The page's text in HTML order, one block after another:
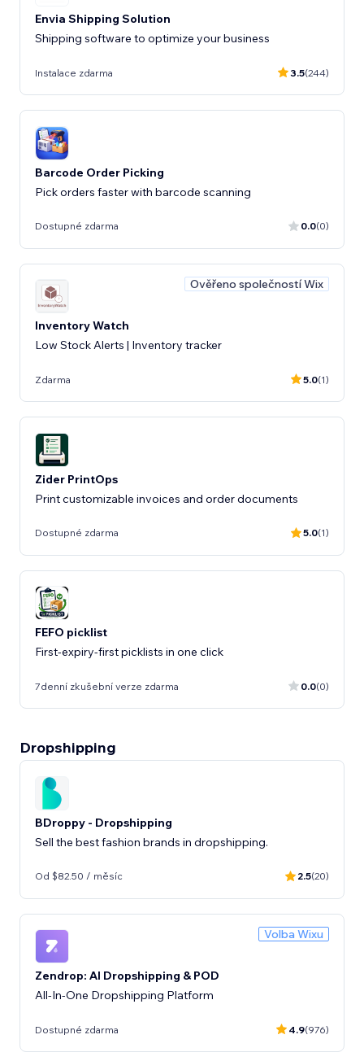
Envia Shipping Solution
Shipping software to optimize your business
Instalace zdarma 3.5(244)
Barcode Order Picking
Pick orders faster with barcode scanning
Dostupné zdarma 0.0(0)
Ověřeno společností Wix
Inventory Watch
Low Stock Alerts | Inventory tracker
Zdarma 5.0(1)
Zider PrintOps
Print customizable invoices and order documents
Dostupné zdarma 5.0(1)
FEFO picklist
First-expiry-first picklists in one click
7denní zkušební verze zdarma 0.0(0)
Dropshipping
BDroppy - Dropshipping
Sell the best fashion brands in dropshipping.
Od $82.50 / měsíc 2.5(20)
Volba Wixu
Zendrop: AI Dropshipping & POD
All-In-One Dropshipping Platform
Dostupné zdarma 4.9(976)